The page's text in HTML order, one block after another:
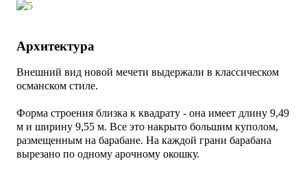
Архитектура
Внешний вид новой мечети выдержали в классическом
османском стиле.
Форма строения близка к квадрату - она имеет длину 9,49
м и ширину 9,55 м. Все это накрыто большим куполом,
размещенным на барабане. На каждой грани барабана
вырезано по одному арочному окошку.